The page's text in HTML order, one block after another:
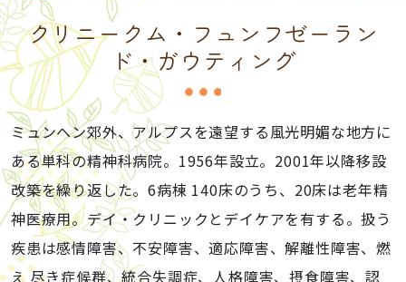
クリニークム・フュンフゼーラン
ド・ガウティング
ミュンヘン郊外、アルプスを遠望する風光明媚な地方に
ある単科の精神科病院。1956年設立。2001年以降移設
改築を繰り返した。6病棟 140床のうち、20床は老年精
神医療用。デイ・クリニックとデイケアを有する。扱う
疾患は感情障害、不安障害、適応障害、解離性障害、燃
え 尽き症候群、統合失調症、人格障害、摂食障害、認